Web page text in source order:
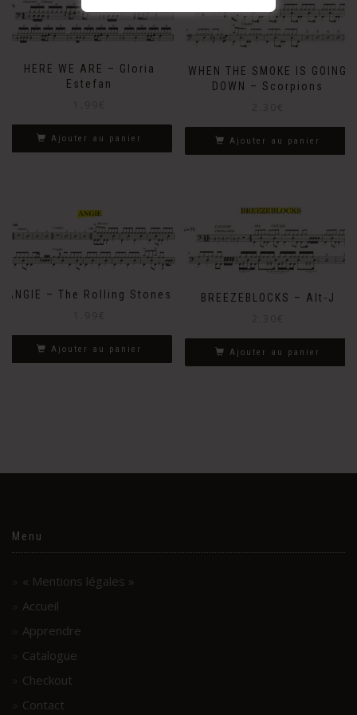
HERE WE ARE – Gloria
Estefan
Ajouter au panier
WHEN THE SMOKE IS GOING
DOWN – Scorpions
Ajouter au panier
ANGIE – The Rolling Stones
Ajouter au panier
BREEZEBLOCKS – Alt-J
Ajouter au panier
Menu
« Mentions légales »
Accueil
Apprendre
Catalogue
Checkout
Contact